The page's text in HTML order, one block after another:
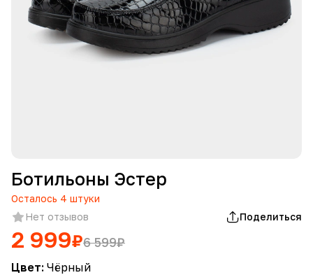
Ботильоны Эстер
Осталось 4 штуки
Нет отзывов
Поделиться
2 999₽6 599₽
Цвет: Чёрный